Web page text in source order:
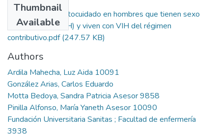
Thumbnail
Available
Prácticas de autocuidado en hombres que tienen sexo
con hombres (HSH) y viven con VIH del régimen
contributivo.pdf(247.57 KB)
Authors
Ardila Mahecha, Luz Aida 10091
González Arias, Carlos Eduardo
Motta Bedoya, Sandra Patricia Asesor 9858
Pinilla Alfonso, María Yaneth Asesor 10090
Fundación Universitaria Sanitas ; Facultad de enfermería
3938